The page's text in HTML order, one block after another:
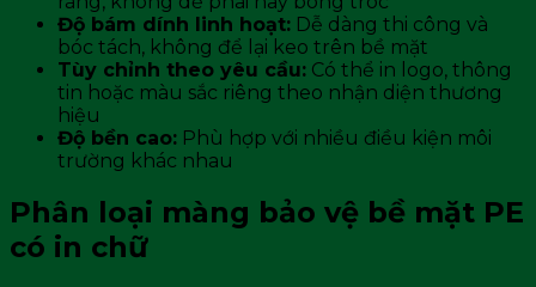
Độ bám dính linh hoạt: Dễ dàng thi công và
bóc tách, không để lại keo trên bề mặt
Tùy chỉnh theo yêu cầu: Có thể in logo, thông
tin hoặc màu sắc riêng theo nhận diện thương
hiệu
Độ bền cao: Phù hợp với nhiều điều kiện môi
trường khác nhau
Phân loại màng bảo vệ bề mặt PE
có in chữ